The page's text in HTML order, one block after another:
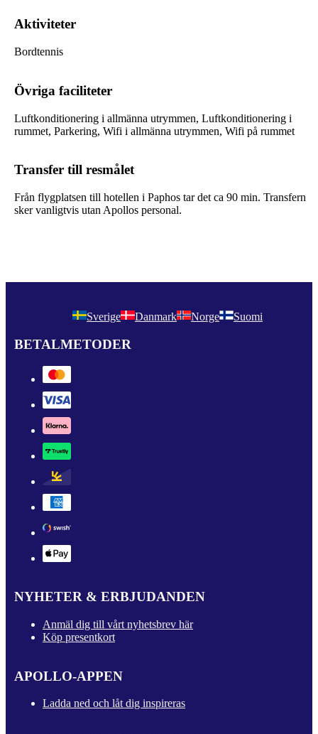
Aktiviteter
Bordtennis
Övriga faciliteter
Luftkonditionering i allmänna utrymmen, Luftkonditionering i
rummet, Parkering, Wifi i allmänna utrymmen, Wifi på rummet
Transfer till resmålet
Från flygplatsen till hotellen i Paphos tar det ca 90 min. Transfern
sker vanligtvis utan Apollos personal.
Sverige Danmark Norge Suomi
BETALMETODER
NYHETER & ERBJUDANDEN
Anmäl dig till vårt nyhetsbrev här
Köp presentkort
APOLLO-APPEN
Ladda ned och låt dig inspireras